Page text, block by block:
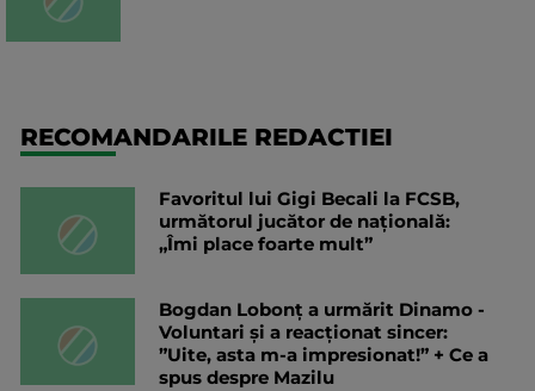
RECOMANDARILE REDACTIEI
Favoritul lui Gigi Becali la FCSB,
următorul jucător de națională:
„Îmi place foarte mult”
Bogdan Lobonț a urmărit Dinamo -
Voluntari și a reacționat sincer:
”Uite, asta m-a impresionat!” + Ce a
spus despre Mazilu